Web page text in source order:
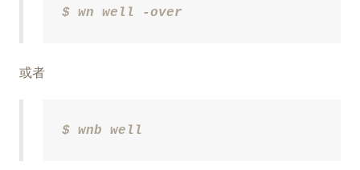
$ wn well -over
或者
$ wnb well